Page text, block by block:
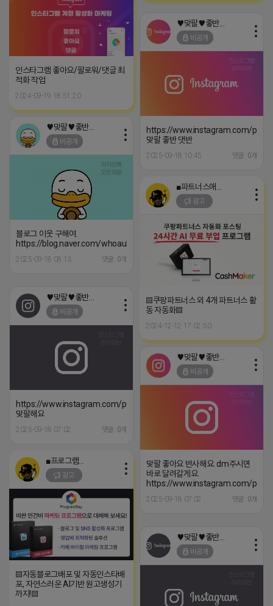
인스타그램 좋아요/팔로워/댓글 최
적화 작업
2024-09-19 18:51:20
♥맞팔♥좋반♥댓반
비공개
https://www.instagram.com/p/
맞팔 좋반 댓반
2025-09-18 10:45 댓글: 0개
♥맞팔♥좋반♥댓반
비공개
블로그 이웃 구해여.
https://blog.naver.com/whoauhouse
2025-09-18 08:13 댓글: 0개
광고
▤쿠팡파트너스 외 4개 파트너스 활
동 자동화▤
2024-12-12 17:02:50
♥맞팔♥좋반♥댓반
비공개
https://www.instagram.com/p/DC0CgnjhYVt
맞팔해요
2025-09-18 07:02 댓글: 0개
♥맞팔♥좋반♥댓반
비공개
맞팔 좋아요 반사해요. dm주시면
바로 달려갈게요.
https://www.instagram.com/p/
2025-09-18 07:02 댓글: 0개
광고
▤자동블로그배포 및 자동인스타배
포, 자연스러운 AI기반 원고생성기
까지!▤
♥맞팔♥좋반♥댓반
비공개